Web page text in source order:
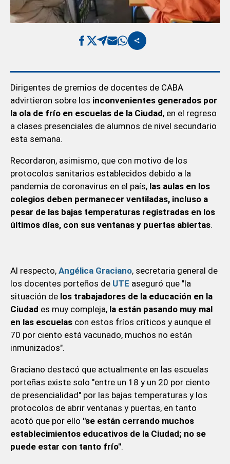
Dirigentes de gremios de docentes de CABA
advirtieron sobre los inconvenientes generados por
la ola de frío en escuelas de la Ciudad, en el regreso
a clases presenciales de alumnos de nivel secundario
esta semana.
Recordaron, asimismo, que con motivo de los
protocolos sanitarios establecidos debido a la
pandemia de coronavirus en el país, las aulas en los
colegios deben permanecer ventiladas, incluso a
pesar de las bajas temperaturas registradas en los
últimos días, con sus ventanas y puertas abiertas.
Al respecto, Angélica Graciano, secretaria general de
los docentes porteños de UTE aseguró que "la
situación de los trabajadores de la educación en la
Ciudad es muy compleja, la están pasando muy mal
en las escuelascon estos fríos críticos y aunque el
70 por ciento está vacunado, muchos no están
inmunizados".
Graciano destacó que actualmente en las escuelas
porteñas existe solo "entre un 18 y un 20 por ciento
de presencialidad" por las bajas temperaturas y los
protocolos de abrir ventanas y puertas, en tanto
acotó que por ello "se están cerrando muchos
establecimientos educativos de la Ciudad; no se
puede estar con tanto frío".